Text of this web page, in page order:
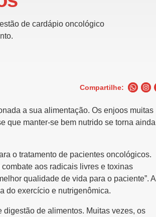
de cardápio oncológico
Compartilhe:
a sua alimentação. Os enjoos muitas
que manter-se bem nutrido se torna ainda
o tratamento de pacientes oncológicos.
aos radicais livres e toxinas
qualidade de vida para o paciente”. A
do exercício e nutrigenômica.
de alimentos. Muitas vezes, os